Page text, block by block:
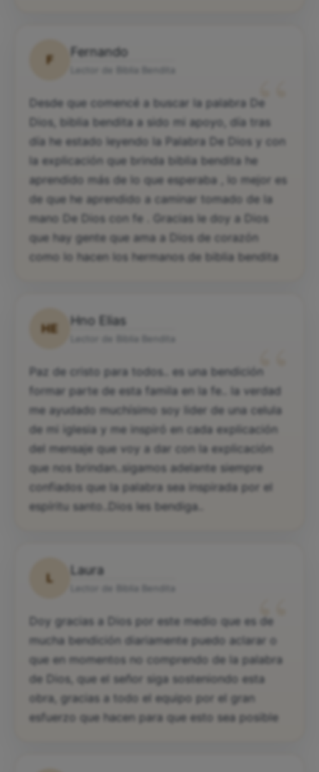
F
Fernando
“
Desde que comencé a buscar la palabra De
Dios, biblia bendita a sido mi apoyo, día tras
día he estado leyendo la Palabra De Dios y con
la explicación que brinda biblia bendita he
aprendido más de lo que esperaba , lo mejor es
de que he aprendido a caminar tomado de la
mano De Dios con fe . Gracias le doy a Dios
que hay gente que ama a Dios de corazón
como lo hacen los hermanos de biblia bendita
HE
Hno Elias
“
Paz de cristo para todos.. es una bendición
formar parte de esta famila en la fe.. la verdad
me ayudado muchísimo soy lider de una celula
de mi iglesia y me inspiró en cada explicación
del mensaje que voy a dar con la explicación
que nos brindan..sigamos adelante siempre
confiados que la palabra sea inspirada por el
espíritu santo..Dios les bendiga..
L
Laura
“
Doy gracias a Dios por este medio que es de
mucha bendición diariamente puedo aclarar o
que en momentos no comprendo de la palabra
de Dios, que el señor siga sosteniondo esta
obra, gracias a todo el equipo por el gran
esfuerzo que hacen para que esto sea posible